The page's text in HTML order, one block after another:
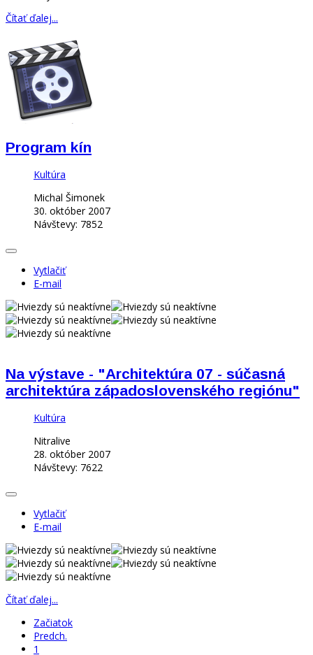
Čítať ďalej...
Program kín
Kultúra
Michal Šimonek
30. október 2007
Návštevy: 7852
Vytlačiť
E-mail
Na výstave - "Architektúra 07 - súčasná
architektúra západoslovenského regiónu"
Kultúra
Nitralive
28. október 2007
Návštevy: 7622
Vytlačiť
E-mail
Čítať ďalej...
Začiatok
Predch.
1